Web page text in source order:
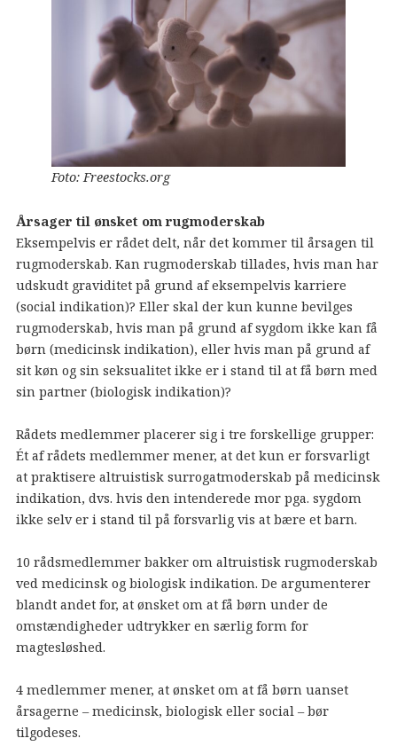
Foto: Freestocks.org
Årsager til ønsket om rugmoderskab
Eksempelvis er rådet delt, når det kommer til årsagen til
rugmoderskab. Kan rugmoderskab tillades, hvis man har
udskudt graviditet på grund af eksempelvis karriere
(social indikation)? Eller skal der kun kunne bevilges
rugmoderskab, hvis man på grund af sygdom ikke kan få
børn (medicinsk indikation), eller hvis man på grund af
sit køn og sin seksualitet ikke er i stand til at få børn med
sin partner (biologisk indikation)?
Rådets medlemmer placerer sig i tre forskellige grupper:
Ét af rådets medlemmer mener, at det kun er forsvarligt
at praktisere altruistisk surrogatmoderskab på medicinsk
indikation, dvs. hvis den intenderede mor pga. sygdom
ikke selv er i stand til på forsvarlig vis at bære et barn.
10 rådsmedlemmer bakker om altruistisk rugmoderskab
ved medicinsk og biologisk indikation. De argumenterer
blandt andet for, at ønsket om at få børn under de
omstændigheder udtrykker en særlig form for
magtesløshed.
4 medlemmer mener, at ønsket om at få børn uanset
årsagerne – medicinsk, biologisk eller social – bør
tilgodeses.